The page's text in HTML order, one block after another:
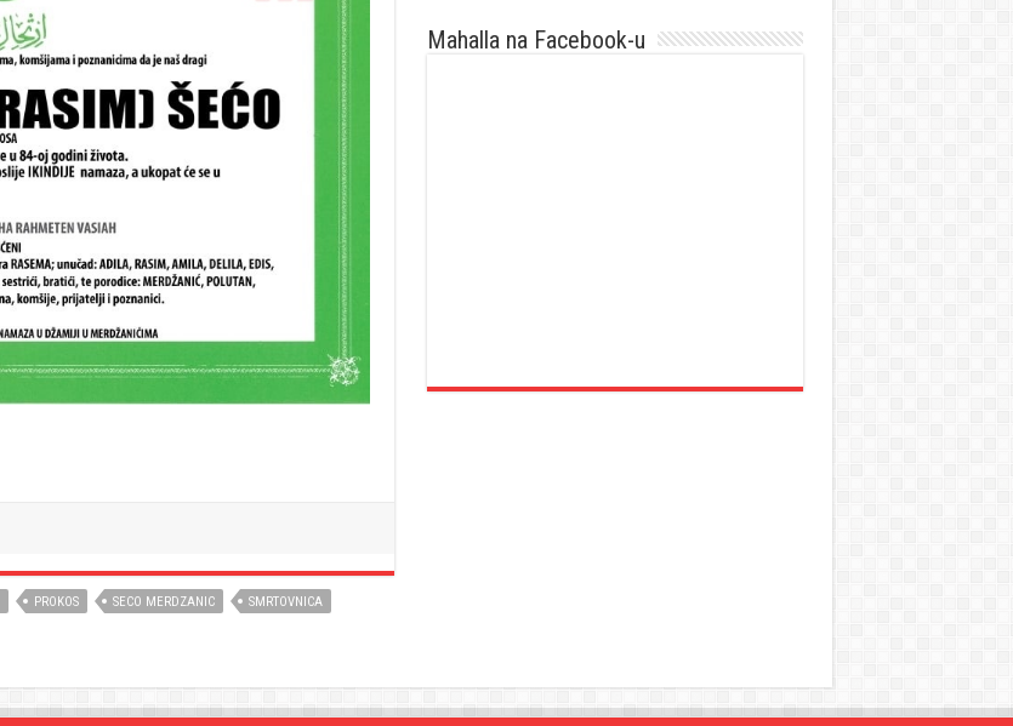
PROKOS SECO MERDZANIC SMRTOVNICA
Mahalla na Facebook-u